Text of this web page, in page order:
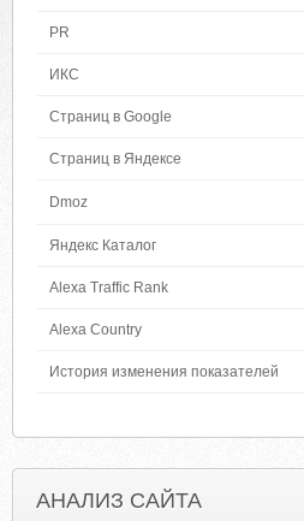
PR
ИКС
Страниц в Google
Страниц в Яндексе
Dmoz
Яндекс Каталог
Alexa Traffic Rank
Alexa Country
История изменения показателей
АНАЛИЗ САЙТА